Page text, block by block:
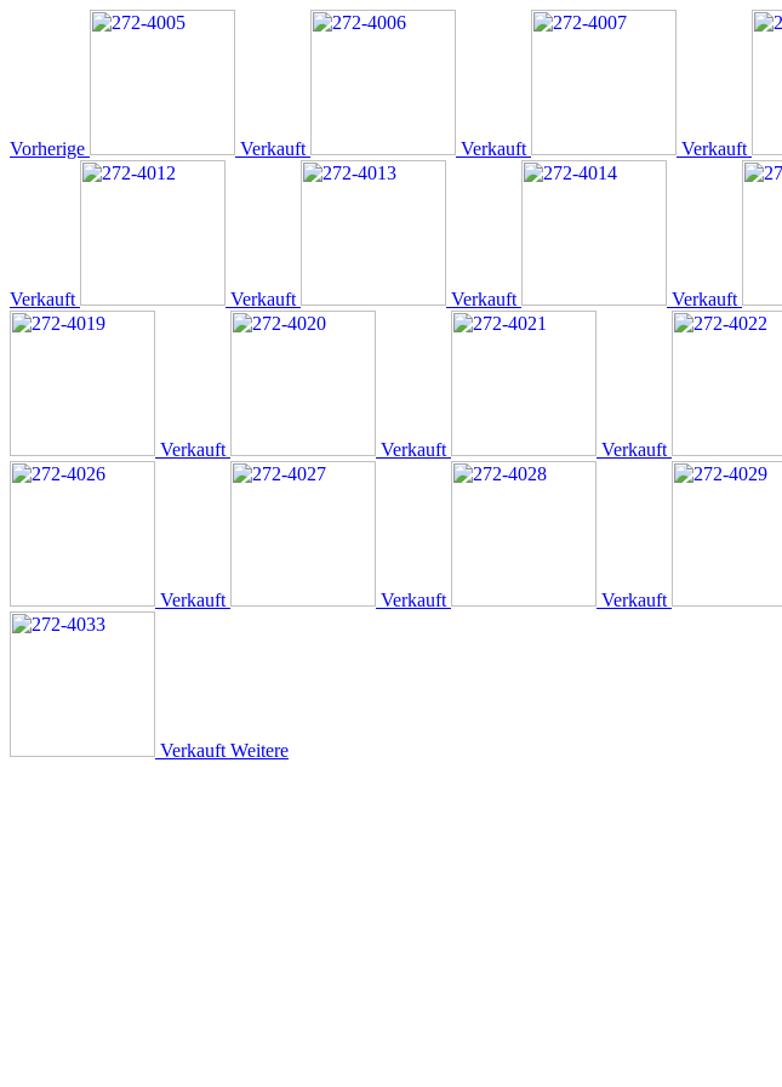
Vorherige Verkauft Verkauft Verkauft
Verkauft Verkauft Verkauft Verkauft
Verkauft Verkauft Verkauft
Verkauft Verkauft Verkauft
Verkauft Weitere